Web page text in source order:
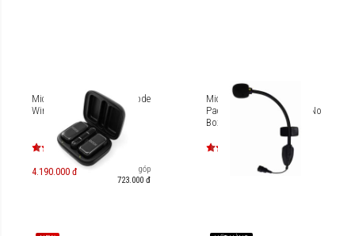
Microphone không dây Rode
Wireless Micro Type-C
4.190.000 đ
Trả góp
723.000 đ
Microphone cứng Cardo
Packtalk HYBRID BOOM (No
Box)